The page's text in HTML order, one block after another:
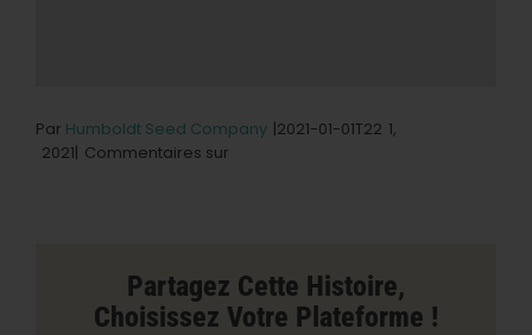
Par Humboldt Seed Company |2021-01-01T22 1,
2021| Commentaires sur
Mendocino
Partagez Cette Histoire,
Choisissez Votre Plateforme !